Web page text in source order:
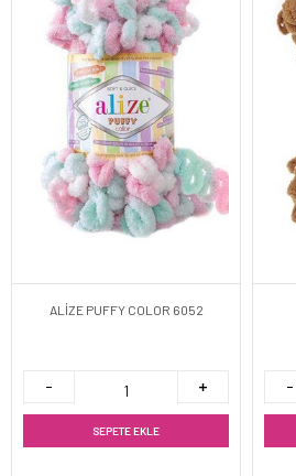
ALİZE PUFFY COLOR 6052
SEPETE EKLE